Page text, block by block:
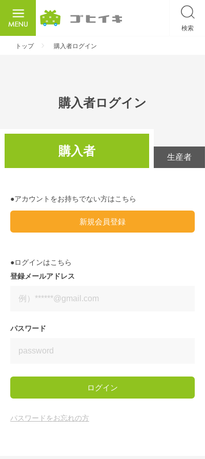
検索
トップ 購入者ログイン
購入者ログイン
購入者 生産者
●アカウントをお持ちでない方はこちら
新規会員登録
●ログインはこちら
登録メールアドレス
パスワード
ログイン
パスワードをお忘れの方